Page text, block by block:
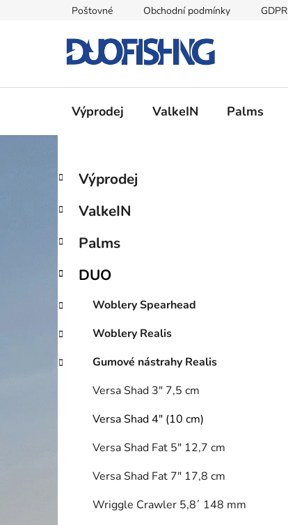
Poštovné Obchodní podmínky GDPR
Výprodej ValkeIN Palms
P
s
r
n
n
í
p
n
Přeskočit
kategorie
K
a
e
o
i
Výprodej
ValkeIN
Palms
DUO
Woblery Spearhead
Woblery Realis
Gumové nástrahy Realis
Versa Shad 3" 7,5 cm
Versa Shad 4" (10 cm)
Versa Shad Fat 5" 12,7 cm
Versa Shad Fat 7" 17,8 cm
Wriggle Crawler 5,8´ 148 mm